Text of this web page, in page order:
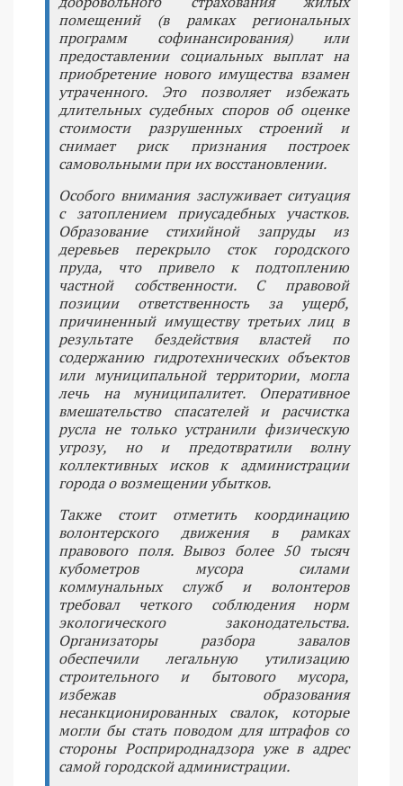
помещений (в рамках региональных
программ софинансирования) или
предоставлении социальных выплат на
приобретение нового имущества взамен
утраченного. Это позволяет избежать
длительных судебных споров об оценке
стоимости разрушенных строений и
снимает риск признания построек
самовольными при их восстановлении.
Особого внимания заслуживает ситуация
с затоплением приусадебных участков.
Образование стихийной запруды из
деревьев перекрыло сток городского
пруда, что привело к подтоплению
частной собственности. С правовой
позиции ответственность за ущерб,
причиненный имуществу третьих лиц в
результате бездействия властей по
содержанию гидротехнических объектов
или муниципальной территории, могла
лечь на муниципалитет. Оперативное
вмешательство спасателей и расчистка
русла не только устранили физическую
угрозу, но и предотвратили волну
коллективных исков к администрации
города о возмещении убытков.
Также стоит отметить координацию
волонтерского движения в рамках
правового поля. Вывоз более 50 тысяч
кубометров мусора силами
коммунальных служб и волонтеров
требовал четкого соблюдения норм
экологического законодательства.
Организаторы разбора завалов
обеспечили легальную утилизацию
строительного и бытового мусора,
избежав образования
несанкционированных свалок, которые
могли бы стать поводом для штрафов со
стороны Росприроднадзора уже в адрес
самой городской администрации.